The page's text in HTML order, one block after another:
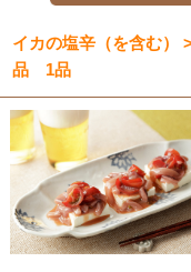
イカの塩辛（を含む）
品 1品